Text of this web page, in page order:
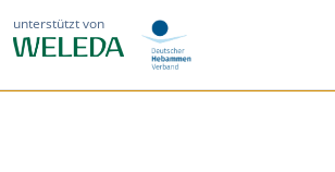
unterstützt von